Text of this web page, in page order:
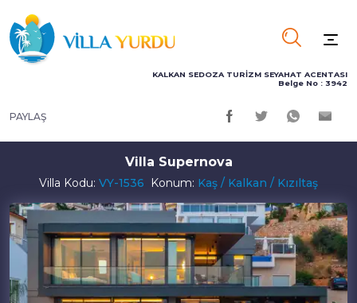
KALKAN SEDOZA TURİZM SEYAHAT ACENTASI
Belge No : 3942
PAYLAŞ
Villa Supernova
Villa Kodu: VY-1536 Konum: Kaş / Kalkan / Kızıltaş